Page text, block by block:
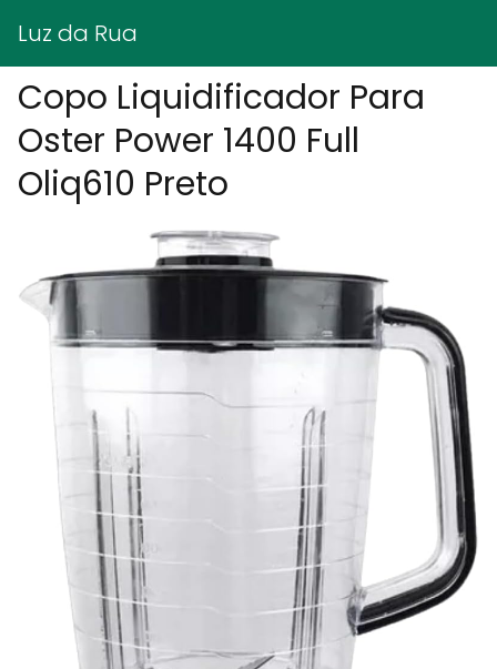
Luz da Rua
Copo Liquidificador Para
Oster Power 1400 Full
Oliq610 Preto